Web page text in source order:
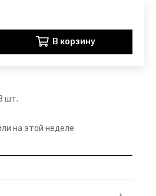
В корзину
шт.
на этой неделе